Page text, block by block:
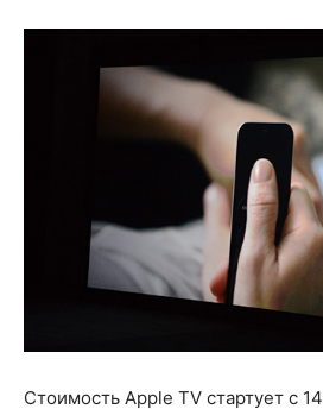
Стоимость Apple TV стартует с